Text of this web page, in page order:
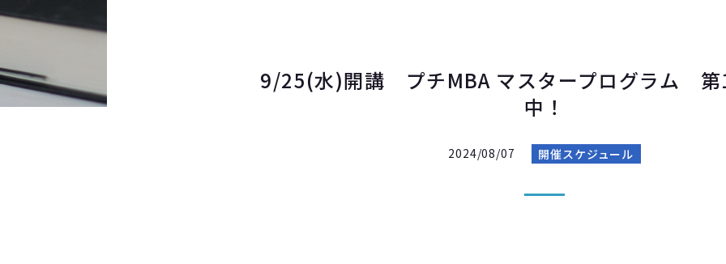
9/25(水)開講 プチMBA マスタープログラム 第
中！
2024/08/07 開催スケジュール